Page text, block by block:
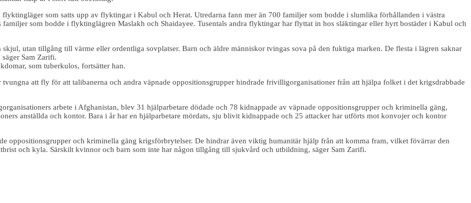
som satts upp av flyktingar i Kabul och Herat. Utredarna fann mer än 700 familjer som bodde i slumlika förhållanden i västra
som bodde i flyktinglägren Maslakh och Shaidayee. Tusentals andra flyktingar har flyttat in hos släktingar eller hyrt bostäder i Kabul och
utan tillgång till värme eller ordentliga sovplatser. Barn och äldre människor tvingas sova på den fuktiga marken. De flesta i lägren saknar
Sam Zarifi.
som tuberkulos, fortsätter han.
att fly för att talibanerna och andra väpnade oppositionsgrupper hindrade frivilligorganisationer från att hjälpa folket i det krigsdrabbade
arbete i Afghanistan, blev 31 hjälparbetare dödade och 78 kidnappade av väpnade oppositionsgrupper och kriminella gäng,
anställda och kontor. Bara i år har en hjälparbetare mördats, sju blivit kidnappade och 25 attacker har utförts mot konvojer och kontor
oppositionsgrupper och kriminella gäng krigsförbrytelser. De hindrar även viktig humanitär hjälp från att komma fram, vilket fövärrar den
och kyla. Särskilt kvinnor och barn som inte har någon tillgång till sjukvård och utbildning, säger Sam Zarifi.